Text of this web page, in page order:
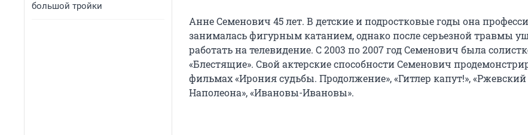
большой тройки
Анне Семенович 45 лет. В детские и подростковые годы она
занималась фигурным катанием, однако после серьезной травмы
работать на телевидение. С 2003 по 2007 годСеменович была
«Блестящие». Свой актерские способности Семенович
фильмах «Ирония судьбы. Продолжение», «Гитлер капут!»,
Наполеона», «Ивановы-Ивановы».